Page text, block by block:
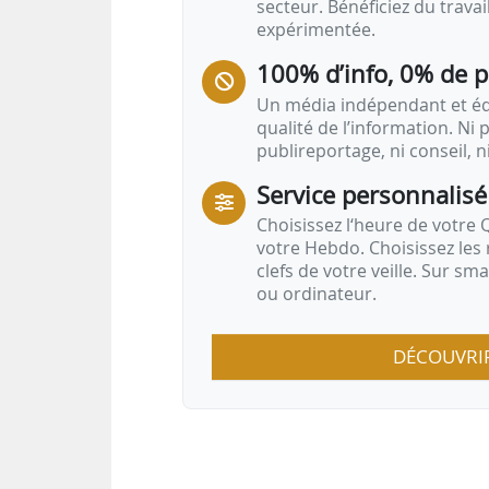
secteur. Bénéficiez du
expérimentée.
100% d’info, 0% de
Un média indépendant et
qualité de l’information. Ni
publireportage, ni conseil,
Service personnalisé
Choisissez l‘heure de
votre Hebdo. Choisissez
clefs de votre veille. Sur
ou ordinateur.